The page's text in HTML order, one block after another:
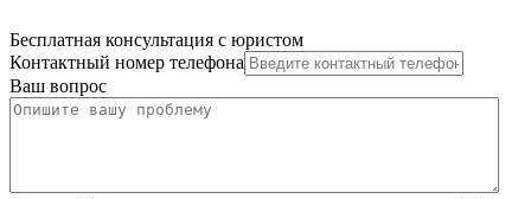
Бесплатная консультация с юристом
Контактный номер телефона
Ваш вопрос